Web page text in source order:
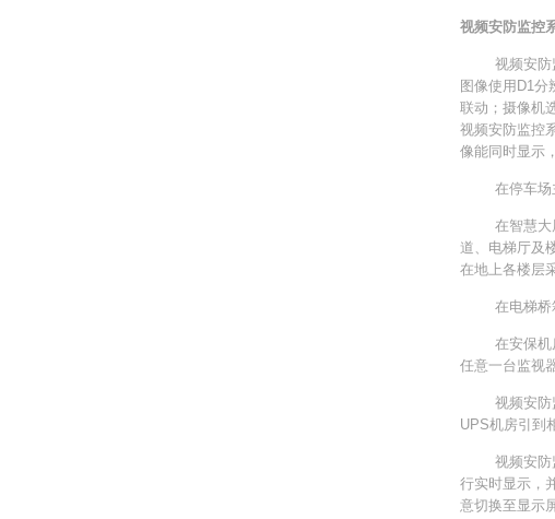
视频安防监控
视频安防监
图像使用D1
联动；摄像机
视频安防监控
像能同时显示
在停车场主
在智慧大厦
道、电梯厅及
在地上各楼层
在电梯桥箱
在安保机房
任意一台监视
视频安防监
UPS机房引到
视频安防监
行实时显示，
意切换至显示